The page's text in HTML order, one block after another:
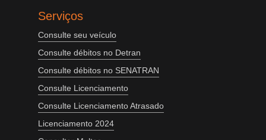
Serviços
Consulte seu veículo
Consulte débitos no Detran
Consulte débitos no SENATRAN
Consulte Licenciamento
Consulte Licenciamento Atrasado
Licenciamento 2024